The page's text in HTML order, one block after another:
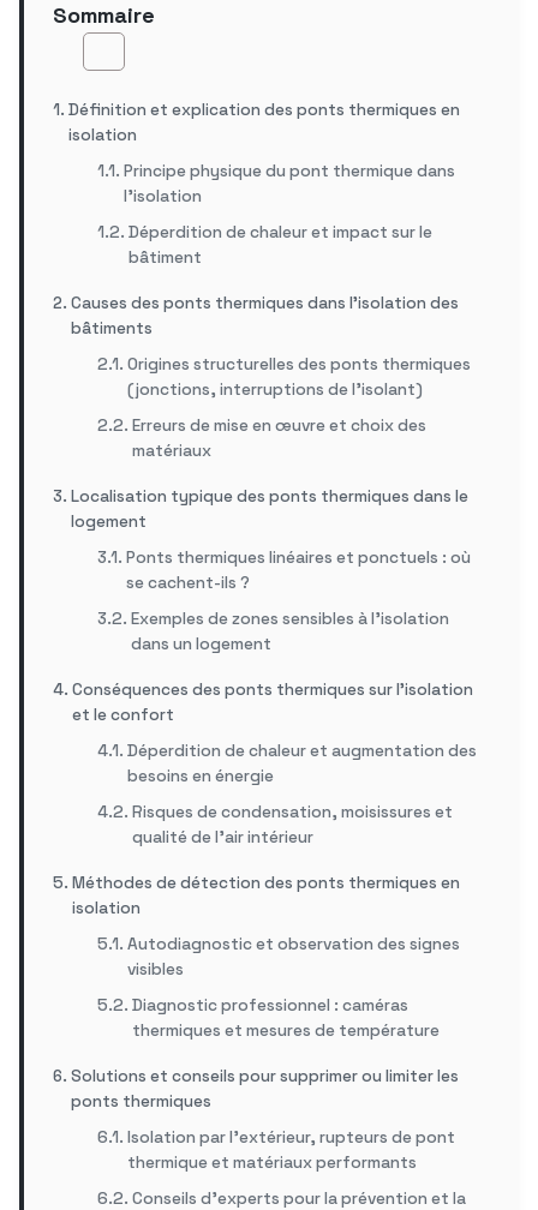
Sommaire
Définition et explication des ponts thermiques en
isolation
Principe physique du pont thermique dans
l’isolation
Déperdition de chaleur et impact sur le
bâtiment
Causes des ponts thermiques dans l’isolation des
bâtiments
Origines structurelles des ponts thermiques
(jonctions, interruptions de l’isolant)
Erreurs de mise en œuvre et choix des
matériaux
Localisation typique des ponts thermiques dans le
logement
Ponts thermiques linéaires et ponctuels : où
se cachent-ils ?
Exemples de zones sensibles à l’isolation
dans un logement
Conséquences des ponts thermiques sur l’isolation
et le confort
Déperdition de chaleur et augmentation des
besoins en énergie
Risques de condensation, moisissures et
qualité de l’air intérieur
Méthodes de détection des ponts thermiques en
isolation
Autodiagnostic et observation des signes
visibles
Diagnostic professionnel : caméras
thermiques et mesures de température
Solutions et conseils pour supprimer ou limiter les
ponts thermiques
Isolation par l’extérieur, rupteurs de pont
thermique et matériaux performants
Conseils d’experts pour la prévention et la